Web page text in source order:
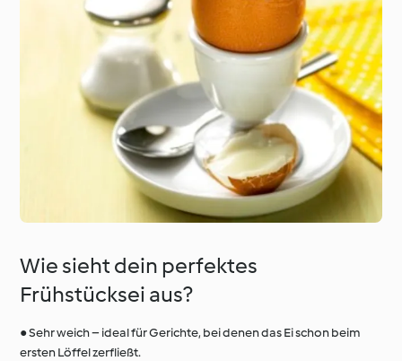
Wie sieht dein perfektes
Frühstücksei aus?
● Sehr weich – ideal für Gerichte, bei denen das Ei schon beim
ersten Löffel zerfließt.